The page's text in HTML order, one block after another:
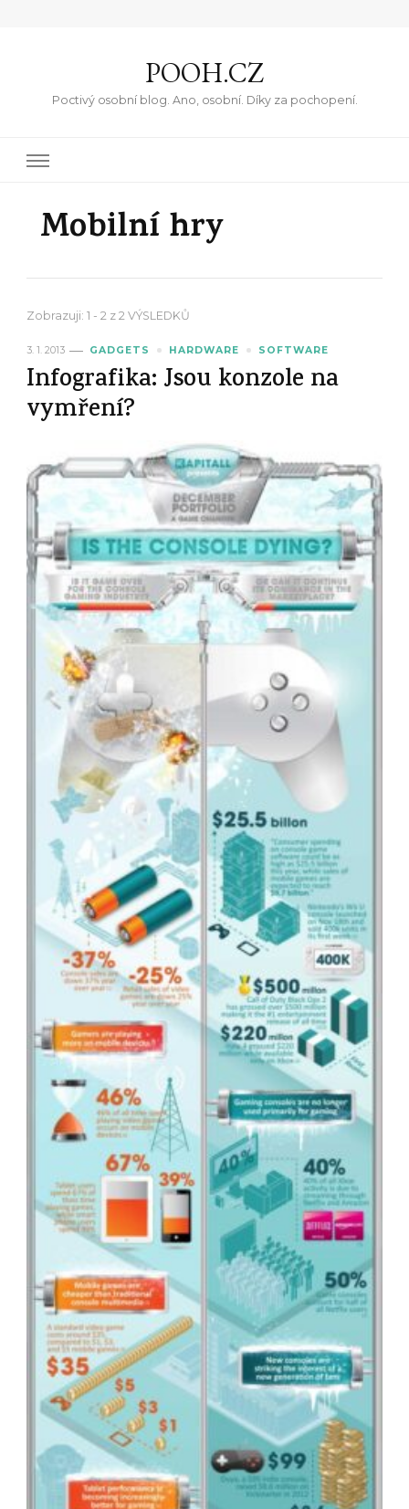
POOH.CZ
Poctivý osobní blog. Ano, osobní. Díky za pochopení.
Mobilní hry
Zobrazuji: 1 - 2 z 2 VÝSLEDKŮ
3. 1. 2013 GADGETS HARDWARE SOFTWARE
Infografika: Jsou konzole na
vymření?